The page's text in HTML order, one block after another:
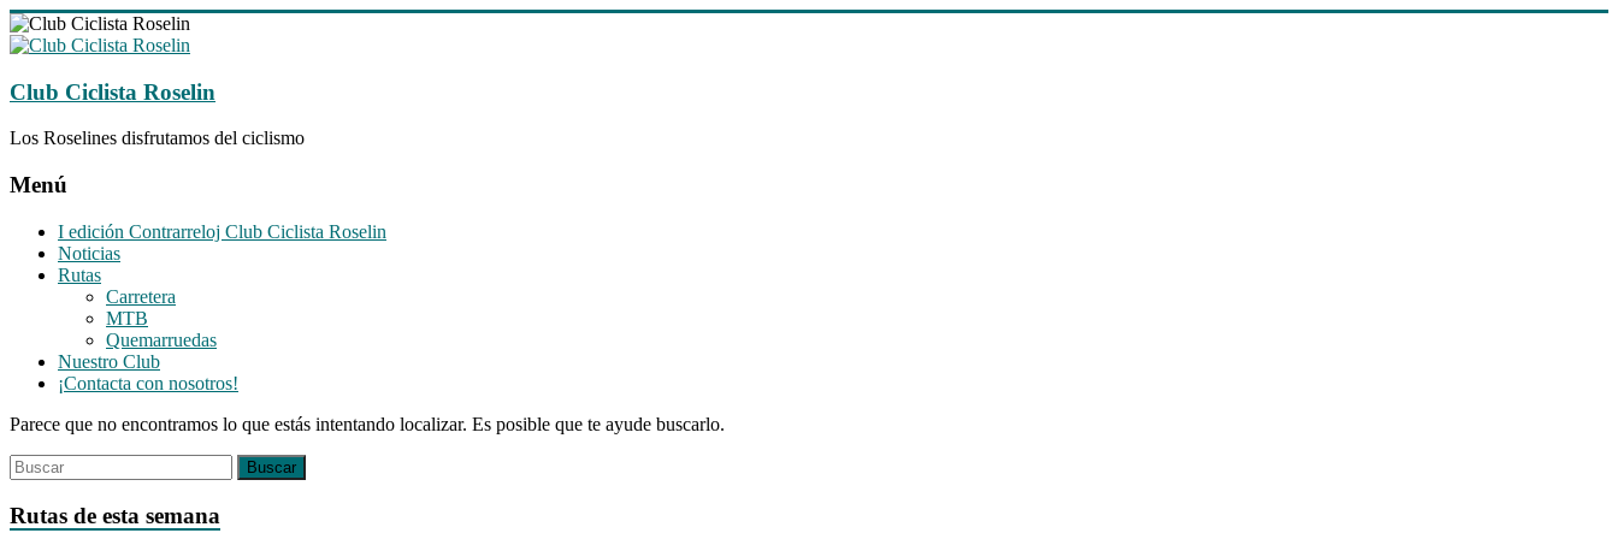
Saltar
al
Club Ciclista Roselin
Los Roselines disfrutamos del ciclismo
Menú
I edición Contrarreloj Club Ciclista Roselin
Noticias
Rutas
Carretera
MTB
Quemarruedas
Nuestro Club
¡Contacta con nosotros!
Parece que no encontramos lo que estás intentando localizar. Es posible que te ayude buscarlo.
Rutas de esta semana